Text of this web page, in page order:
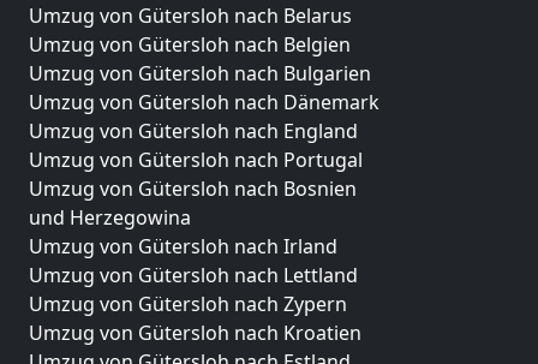
Umzug von Gütersloh nach Belarus
Umzug von Gütersloh nach Belgien
Umzug von Gütersloh nach Bulgarien
Umzug von Gütersloh nach Dänemark
Umzug von Gütersloh nach England
Umzug von Gütersloh nach Portugal
Umzug von Gütersloh nach Bosnien
und Herzegowina
Umzug von Gütersloh nach Irland
Umzug von Gütersloh nach Lettland
Umzug von Gütersloh nach Zypern
Umzug von Gütersloh nach Kroatien